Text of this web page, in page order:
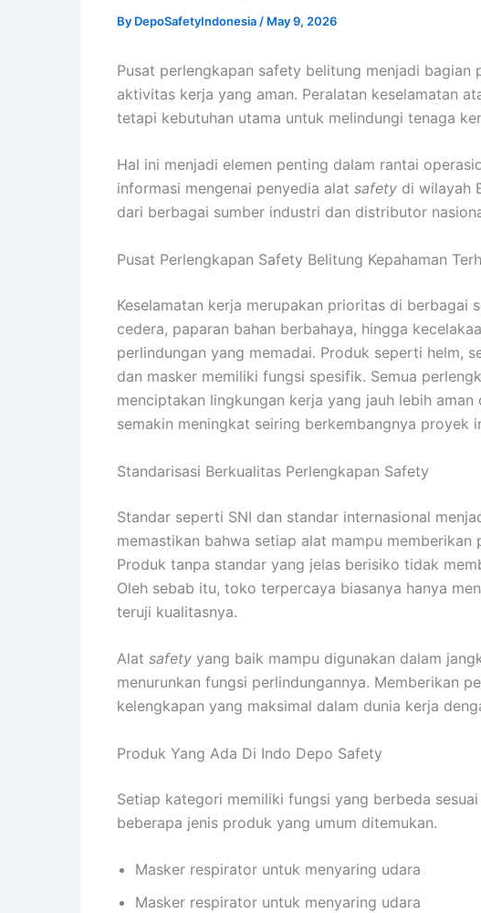
By DepoSafetyIndonesia / May 9, 2026
Pusat perlengkapan safety belitung menjadi bagian
aktivitas kerja yang aman. Peralatan keselamatan
tetapi kebutuhan utama untuk melindungi tenaga
Hal ini menjadi elemen penting dalam rantai
informasi mengenai penyedia alat safety di wilayah
dari berbagai sumber industri dan distributor
Pusat Perlengkapan Safety Belitung Kepahaman
Keselamatan kerja merupakan prioritas di berbagai
cedera, paparan bahan berbahaya, hingga
perlindungan yang memadai. Produk seperti helm,
dan masker memiliki fungsi spesifik. Semua
menciptakan lingkungan kerja yang jauh lebih aman
semakin meningkat seiring berkembangnya proyek
Standarisasi Berkualitas Perlengkapan Safety
Standar seperti SNI dan standar internasional
memastikan bahwa setiap alat mampu memberikan
Produk tanpa standar yang jelas berisiko tidak
Oleh sebab itu, toko terpercaya biasanya hanya
teruji kualitasnya.
Alat safety yang baik mampu digunakan dalam
menurunkan fungsi perlindungannya. Memberikan
kelengkapan yang maksimal dalam dunia kerja
Produk Yang Ada Di Indo Depo Safety
Setiap kategori memiliki fungsi yang berbeda
beberapa jenis produk yang umum ditemukan.
Masker respirator untuk menyaring udara
Masker respirator untuk menyaring udara